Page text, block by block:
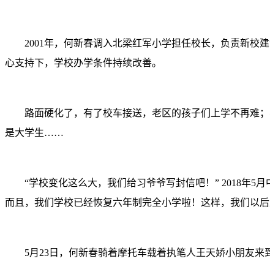
2001年，何新春调入北梁红军小学担任校长，负责新校建
心支持下，学校办学条件持续改善。
路面硬化了，有了校车接送，老区的孩子们上学不再难；
是大学生……
“学校变化这么大，我们给习爷爷写封信吧！” 2018年5月
而且，我们学校已经恢复六年制完全小学啦！这样，我们以
5月23日，何新春骑着摩托车载着执笔人王天娇小朋友来